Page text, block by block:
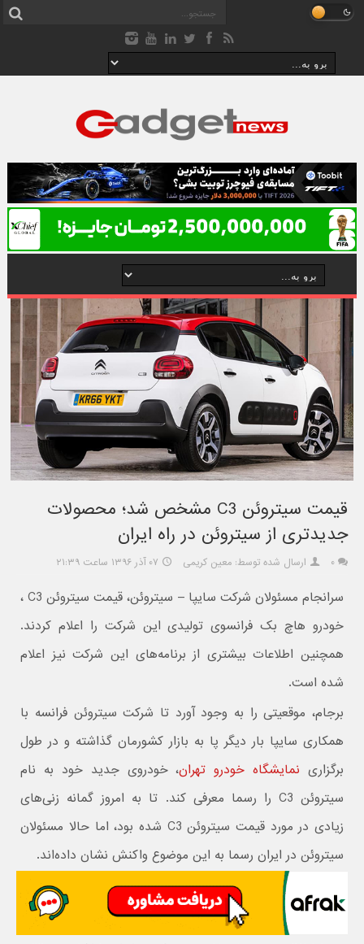
قیمت سیتروئن C3 مشخص شد؛ محصولات
جدیدتری از سیتروئن در راه ایران
۰ ارسال شده توسط: معین کریمی ۰۷ آذر ۱۳۹۶ ساعت ۲۱:۳۹
سرانجام مسئولان شرکت سایپا – سیتروئن، قیمت سیتروئن C3 ،
خودرو هاچ بک فرانسوی تولیدی این شرکت را اعلام کردند.
همچنین اطلاعات بیشتری از برنامه‌های این شرکت نیز اعلام
شده است.
برجام، موقعیتی را به وجود آورد تا شرکت سیتروئن فرانسه با
همکاری سایپا بار دیگر پا به بازار کشورمان گذاشته و در طول
برگزاری نمایشگاه خودرو تهران، خودروی جدید خود به نام
سیتروئن C3 را رسما معرفی کند. تا به امروز گمانه زنی‌های
زیادی در مورد قیمت سیتروئن C3 شده بود، اما حالا مسئولان
سیتروئن در ایران رسما به این موضوع واکنش نشان داده‌اند.